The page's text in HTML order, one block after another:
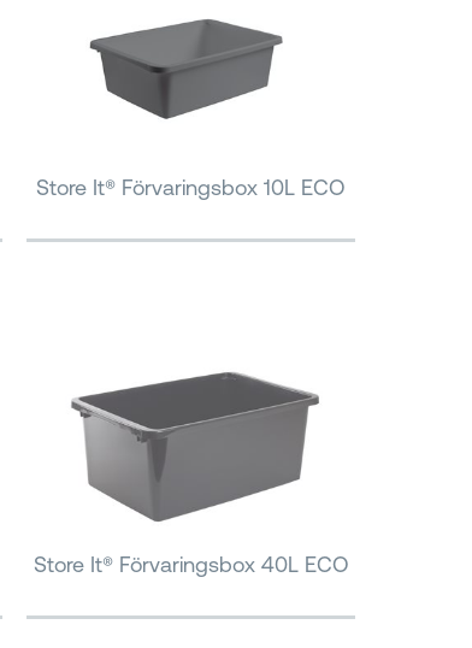
Store It® Förvaringsbox 10L ECO
Store It® Förvaringsbox 40L ECO